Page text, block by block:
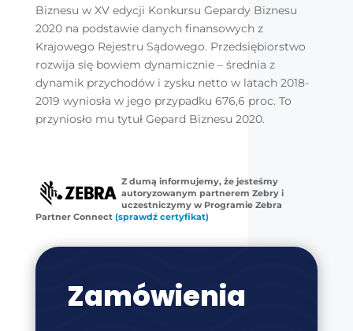
Biznesu w XV edycji Konkursu Gepardy Biznesu
2020 na podstawie danych finansowych z
Krajowego Rejestru Sądowego. Przedsiębiorstwo
rozwija się bowiem dynamicznie – średnia z
dynamik przychodów i zysku netto w latach 2018-
2019 wyniosła w jego przypadku 676,6 proc. To
przyniosło mu tytuł Gepard Biznesu 2020.
Z dumą informujemy, że jesteśmy
autoryzowanym partnerem Zebry i
uczestniczymy w Programie Zebra
Partner Connect (sprawdź certyfikat)
Zamówienia